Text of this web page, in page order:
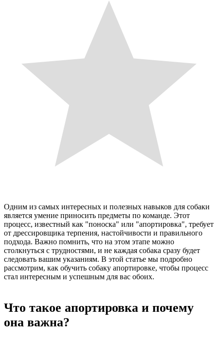
Одним из самых интересных и полезных навыков для собаки
является умение приносить предметы по команде. Этот
процесс, известный как "поноска" или "апортировка", требует
от дрессировщика терпения, настойчивости и правильного
подхода. Важно помнить, что на этом этапе можно
столкнуться с трудностями, и не каждая собака сразу будет
следовать вашим указаниям. В этой статье мы подробно
рассмотрим, как обучить собаку апортировке, чтобы процесс
стал интересным и успешным для вас обоих.
Что такое апортировка и почему
она важна?